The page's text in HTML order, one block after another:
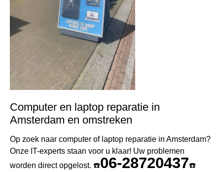
Computer en laptop reparatie in
Amsterdam en omstreken
Op zoek naar computer of laptop reparatie in Amsterdam?
Onze IT-experts staan voor u klaar! Uw problemen
worden direct opgelost. ☎️06-28720437☎️